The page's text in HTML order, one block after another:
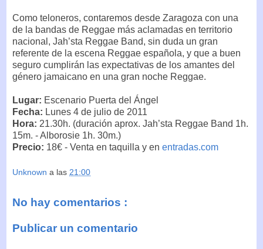
Como teloneros, contaremos desde Zaragoza con una
de la bandas de Reggae más aclamadas en territorio
nacional, Jah’sta Reggae Band, sin duda un gran
referente de la escena Reggae española, y que a buen
seguro cumplirán las expectativas de los amantes del
género jamaicano en una gran noche Reggae.
Lugar: Escenario Puerta del Ángel
Fecha: Lunes 4 de julio de 2011
Hora: 21.30h. (duración aprox. Jah’sta Reggae Band 1h.
15m. - Alborosie 1h. 30m.)
Precio: 18€ - Venta en taquilla y en entradas.com
Unknown a las 21:00
No hay comentarios :
Publicar un comentario